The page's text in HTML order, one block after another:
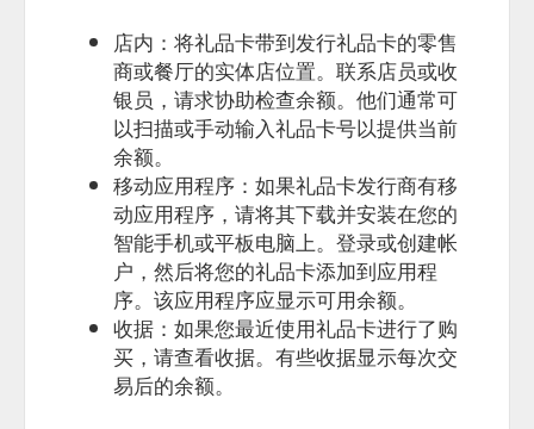
店内：将礼品卡带到发行礼品卡的零售
商或餐厅的实体店位置。联系店员或收
银员，请求协助检查余额。他们通常可
以扫描或手动输入礼品卡号以提供当前
余额。
移动应用程序：如果礼品卡发行商有移
动应用程序，请将其下载并安装在您的
智能手机或平板电脑上。登录或创建帐
户，然后将您的礼品卡添加到应用程
序。该应用程序应显示可用余额。
收据：如果您最近使用礼品卡进行了购
买，请查看收据。有些收据显示每次交
易后的余额。